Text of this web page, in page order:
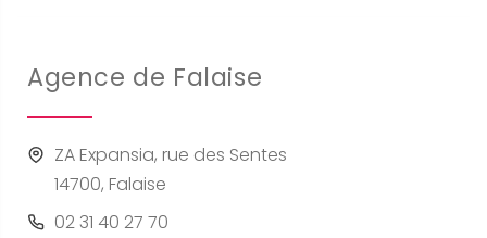
Agence de Falaise
ZA Expansia, rue des Sentes
14700, Falaise
02 31 40 27 70